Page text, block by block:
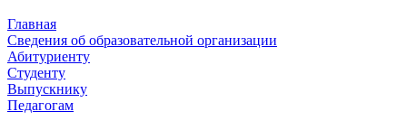
Главная
Сведения об образовательной организации
Абитуриенту
Студенту
Выпускнику
Педагогам